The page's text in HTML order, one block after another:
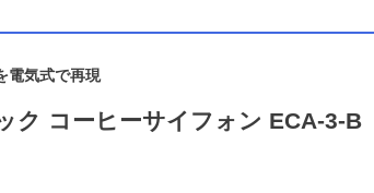
電気式で再現
ク コーヒーサイフォン ECA-3-B